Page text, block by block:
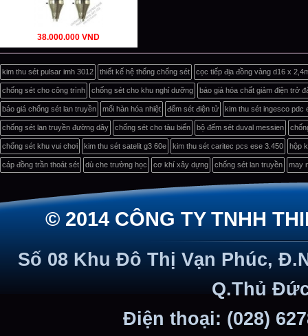
38.000.000 VND
kim thu sét pulsar imh 3012 thiết kế hệ thống chống sét cọc tiếp địa đồng vàng d16 x
chống sét cho công trình chống sét cho khu nghỉ dưỡng báo giá hóa chất giảm điện trở
báo giá chống sét lan truyền mối hàn hóa nhiệt đếm sét điện tử kim thu sét ingesco pdc
chống sét lan truyền đường dây chống sét cho tàu biển bộ đếm sét duval messien
chống sét khu vui chơi kim thu sét satelit g3 60e kim thu sét caritec pcs ese 3.450 hộp
cáp đồng trần thoát sét dù che trường học cơ khí xây dựng chống sét lan truyền may
© 2014 CÔNG TY TNHH
Số 08 Khu Đô Thị Vạn Phúc,
Q.Thủ
Điện thoại: (028)